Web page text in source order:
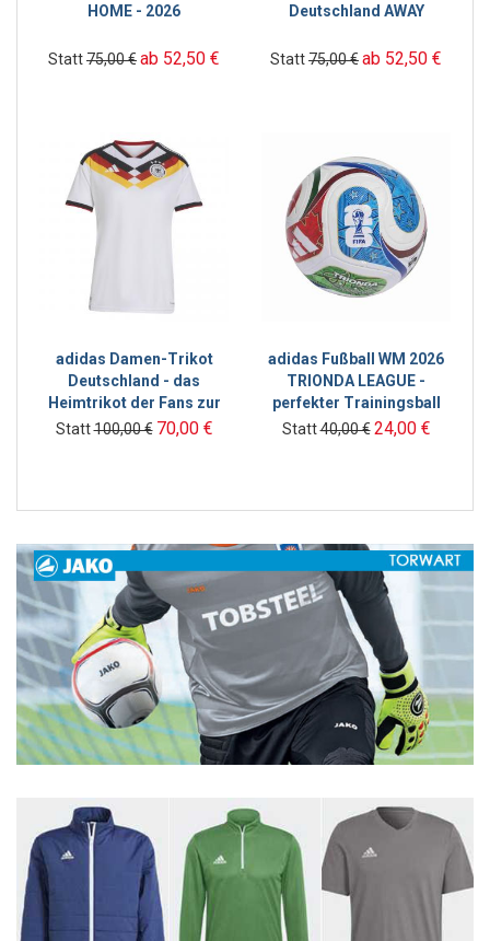
HOME - 2026
Statt75,00 €ab 52,50 €
Deutschland AWAY
Statt75,00 €ab 52,50 €
adidas Damen-Trikot
Deutschland - das
Heimtrikot der Fans zur
WM 2026
Statt100,00 € 70,00 €
adidas Fußball WM 2026
TRIONDA LEAGUE -
perfekter Trainingsball
Statt40,00 € 24,00 €